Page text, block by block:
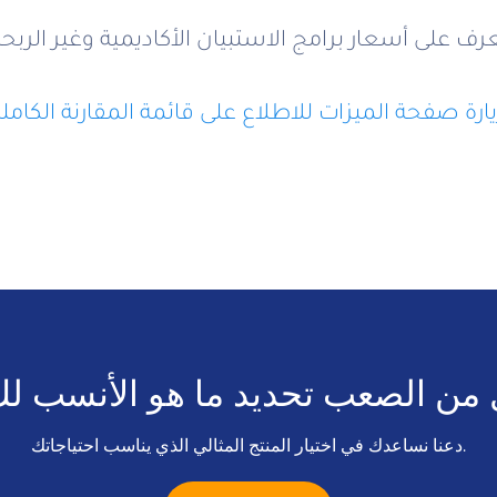
من الصعب تحديد ما هو الأنسب
دعنا نساعدك في اختيار المنتج المثالي الذي يناسب احتياجاتك.